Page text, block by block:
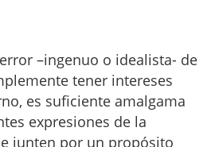
–ingenuo o idealista- de
tener intereses
es suficiente amalgama
expresiones de la
junten por un propósito